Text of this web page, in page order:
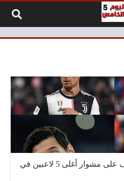
ليس ميسي أو رونالدو تعرف على مشوار أغلى 5 لاعبين في